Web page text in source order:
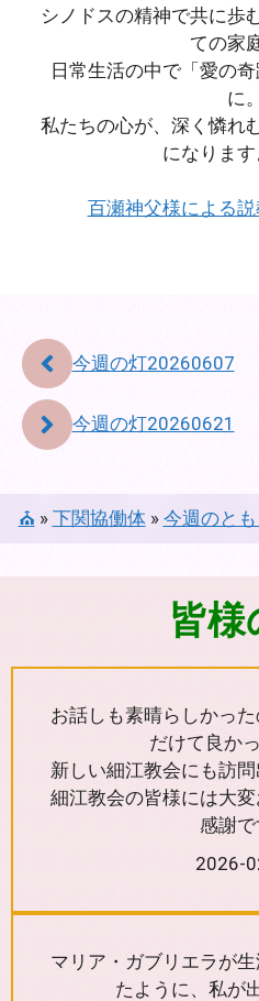
シノドスの精神で共に歩
ての家
日常生活の中で「愛の
に。
私たちの心が、深く憐れ
になります
百瀬神父様による説
今週の灯20260607
今週の灯20260621
⛪» 下関協働体» 今週のと
皆様
お話しも素晴らしかっ
だけて良か
新しい細江教会にも訪問
細江教会の皆様には大変
感謝で
2026-
マリア・ガブリエラが
たように、私が